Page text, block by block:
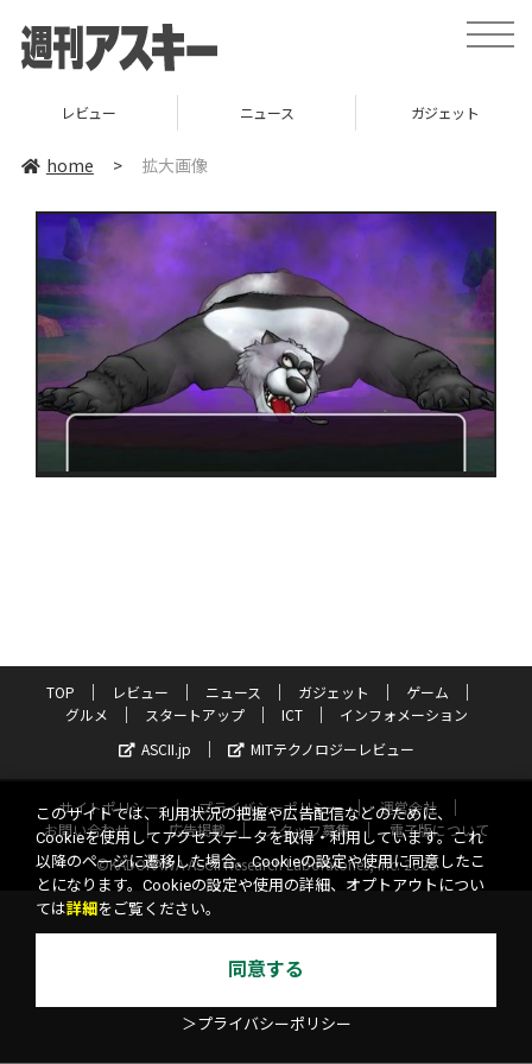
toggle
レビュー ニュース ガジェット
home > 拡大画像
TOP レビュー ニュース ガジェット
ゲーム
グルメ
スタートアップ ICT
インフォメーション
ASCII.jp
MITテクノロジーレビュー
サイトポリシー プライバシーポリシー
運営会社
お問い合わせ
広告掲載 スタッフ募集
電子版について
©KADOKAWA ASCII Research Laboratories, Inc. 2026
このサイトでは、利用状況の把握や広告配信などのために、
Cookieを使用してアクセスデータを取得・利用しています。これ
以降のページに遷移した場合、Cookieの設定や使用に同意したこ
とになります。Cookieの設定や使用の詳細、オプトアウトについ
ては詳細 をご覧ください。
同意する
＞プライバシーポリシー